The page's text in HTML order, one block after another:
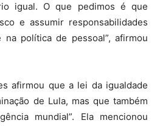
igual. O que pedimos é que
e assumir responsabilidades
política de pessoal”, afirmou
afirmou que a lei da igualdade
de Lula, mas que também
mundial”. Ela mencionou